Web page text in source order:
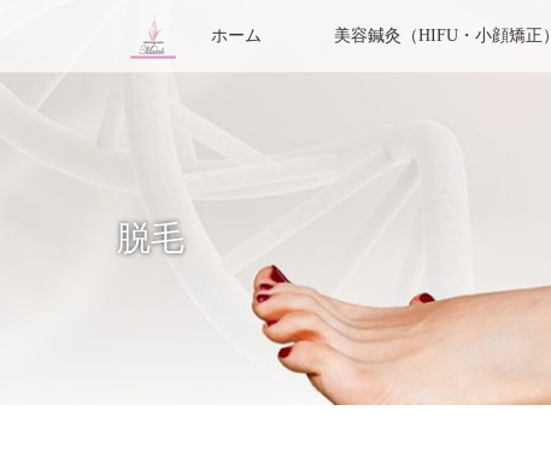
ホーム 美容鍼灸（HIFU・小顔矯正）
脱毛